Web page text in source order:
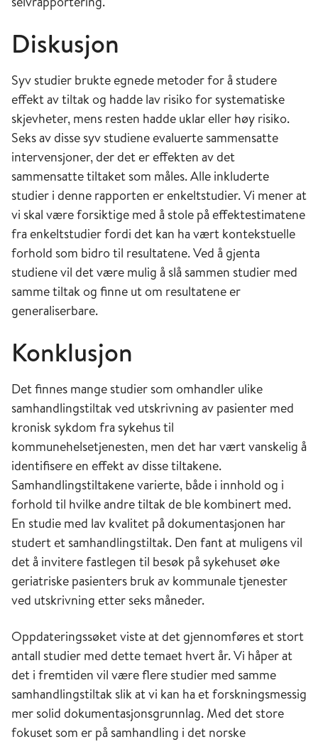
Diskusjon
Syv studier brukte egnede metoder for å studere
effekt av tiltak og hadde lav risiko for systematiske
skjevheter, mens resten hadde uklar eller høy risiko.
Seks av disse syv studiene evaluerte sammensatte
intervensjoner, der det er effekten av det
sammensatte tiltaket som måles. Alle inkluderte
studier i denne rapporten er enkeltstudier. Vi mener at
vi skal være forsiktige med å stole på effektestimatene
fra enkeltstudier fordi det kan ha vært kontekstuelle
forhold som bidro til resultatene. Ved å gjenta
studiene vil det være mulig å slå sam­men studier med
samme tiltak og finne ut om resultatene er
generaliserbare.
Konklusjon
Det finnes mange studier som omhandler ulike
samhandlingstiltak ved ut­skriv­ning av pasienter med
kronisk sykdom fra sykehus til
kommunehelsetjenesten, men det har vært vanskelig å
identifisere en effekt av disse tiltakene.
Samhandlingstiltakene varierte, både i innhold og i
forhold til hvilke andre tiltak de ble kombinert med.
En studie med lav kvalitet på dokumentasjonen har
studert et samhandlingstiltak. Den fant at muligens vil
det å invitere fastlegen til besøk på sykehuset øke
geriatriske pasienters bruk av kommunale tjenester
ved utskrivning etter seks måneder.
Oppdateringssøket viste at det gjennomføres et stort
antall studier med dette temaet hvert år. Vi håper at
det i fremtiden vil være flere studier med samme
samhandlingstiltak slik at vi kan ha et forskningsmessig
mer solid dokumentasjonsgrunnlag. Med det store
fokuset som er på samhandling i det norske